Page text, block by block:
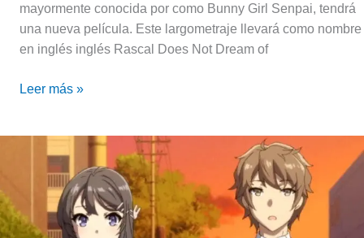
mayormente conocida por como Bunny Girl Senpai, tendrá
una nueva película. Este largometraje llevará como nombre
en inglés inglés Rascal Does Not Dream of
Leer más »
sobre
«Bunny